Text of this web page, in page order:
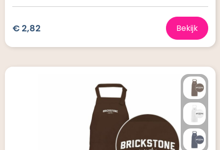
€ 2,82 Bekijk